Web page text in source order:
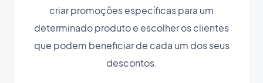
criar promoções específicas para um
determinado produto e escolher os clientes
que podem beneficiar de cada um dos seus
descontos.